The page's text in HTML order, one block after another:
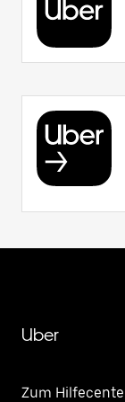
Uber
Zum